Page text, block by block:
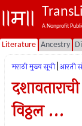
A Nonprofit
Literature Ancestry
मराठी मुख्य सूची आरती
विठ्ठल ...